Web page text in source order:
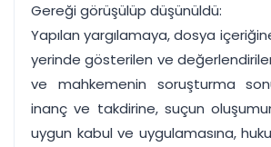
Gereği görüşülüp düşünüldü:
Yapılan yargılamaya, dosya
yerinde gösterilen ve
ve mahkemenin soruşturma
inanç ve takdirine, suçun
uygun kabul ve uygulamasına,